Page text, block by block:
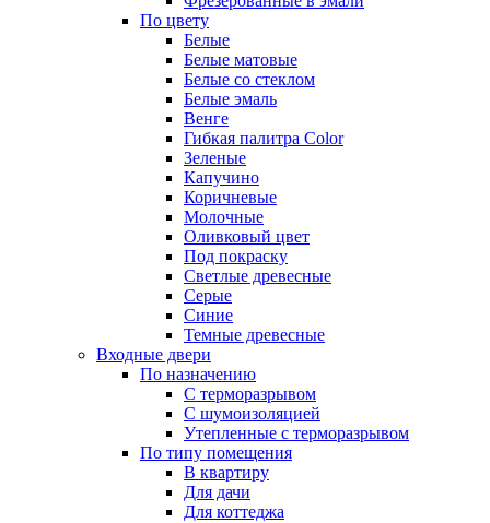
По цвету
Белые
Белые матовые
Белые со стеклом
Белые эмаль
Венге
Гибкая палитра Color
Зеленые
Капучино
Коричневые
Молочные
Оливковый цвет
Под покраску
Светлые древесные
Серые
Синие
Темные древесные
Входные двери
По назначению
С терморазрывом
С шумоизоляцией
Утепленные с терморазрывом
По типу помещения
В квартиру
Для дачи
Для коттеджа